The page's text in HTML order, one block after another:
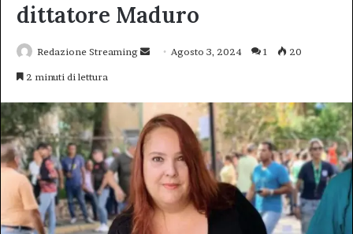
dittatore Maduro
Redazione Streaming
InviaAgosto 3, 2024 1 20
2 minuti di lettura